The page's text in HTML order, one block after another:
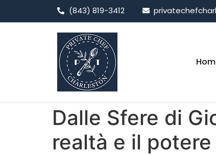
(843) 819-3412
Dalle Sfere di
realtà e il